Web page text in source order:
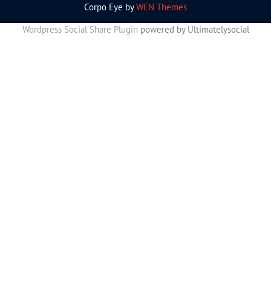
Corpo Eye byWEN Themes
Wordpress Social Share Plugin powered by Ultimatelysocial